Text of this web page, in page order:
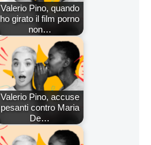
Valerio Pino, quando
ho girato il film porno
non…
Valerio Pino, accuse
pesanti contro Maria
De…